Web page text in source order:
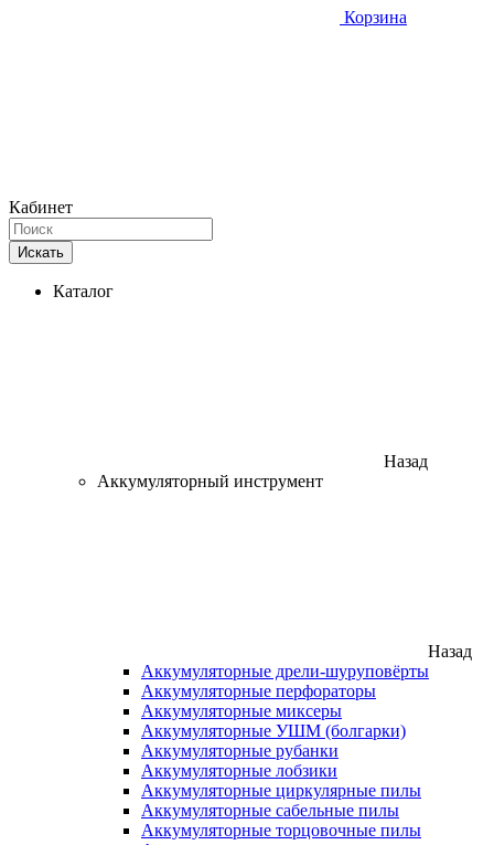
Корзина
Кабинет
Искать
Каталог
Назад
Аккумуляторный инструмент
Назад
Аккумуляторные дрели-шуруповёрты
Аккумуляторные перфораторы
Аккумуляторные миксеры
Аккумуляторные УШМ (болгарки)
Аккумуляторные рубанки
Аккумуляторные лобзики
Аккумуляторные циркулярные пилы
Аккумуляторные сабельные пилы
Аккумуляторные торцовочные пилы